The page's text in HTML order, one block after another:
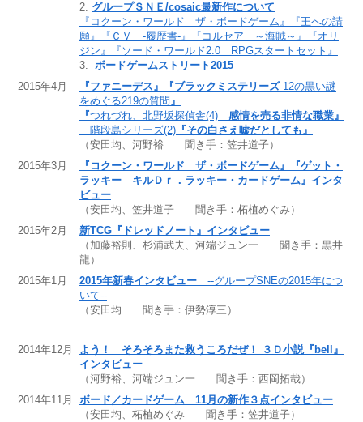
2. グループＳＮＥ/cosaic最新作について
『コクーン・ワールド ザ・ボードゲーム』『王への請
願』『ＣＶ -履歴書-』『コルセア ～海賊～』『オリ
ジン』『ソード・ワールド2.0 RPGスタートセット』
3. ボードゲームストリート2015
2015年4月
『ファニーデス』『ブラックミステリーズ 12の黒い謎
をめぐる219の質問』
『つれづれ、北野坂探偵舎(4)感情を売る非情な職業』
階段島シリーズ(2)『その白さえ嘘だとしても』
（安田均、河野裕 聞き手：笠井道子）
2015年3月
『コクーン・ワールド ザ・ボードゲーム』『ゲット・
ラッキー キルＤｒ．ラッキー・カードゲーム』インタ
ビュー
（安田均、笠井道子 聞き手：柘植めぐみ）
2015年2月
新TCG『ドレッドノート』インタビュー
（加藤裕則、杉浦武夫、河端ジュン一 聞き手：黒井
龍）
2015年1月
2015年新春インタビュー--グループSNEの2015年につ
いて--
（安田均 聞き手：伊勢淳三）
2014年12月
よう！ そろそろまた救うころだぜ！ ３Ｄ小説『bell』
インタビュー
（河野裕、河端ジュン一 聞き手：西岡拓哉）
2014年11月
ボード／カードゲーム 11月の新作３点インタビュー
（安田均、柘植めぐみ 聞き手：笠井道子）